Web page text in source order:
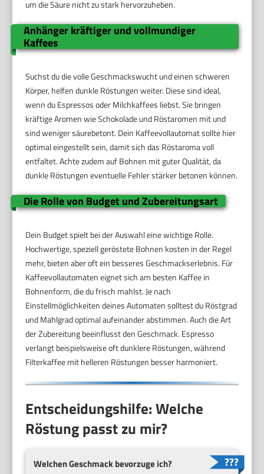
um die Säure nicht zu stark hervorzuheben.
Anhänger kräftiger und vollmundiger
Kaffees
Suchst du die volle Geschmackswucht und einen schweren
Körper, helfen dunkle Röstungen weiter. Diese sind ideal,
wenn du Espressos oder Milchkaffees liebst. Sie bringen
kräftige Aromen wie Schokolade und Röstaromen mit und
sind weniger säurebetont. Dein Kaffeevollautomat sollte hier
optimal eingestellt sein, damit sich das Röstaroma voll
entfaltet. Achte zudem auf Bohnen mit guter Qualität, da
dunkle Röstungen eventuelle Fehler stärker betonen können.
Die Rolle von Budget und Zubereitungsart
Dein Budget spielt bei der Auswahl eine wichtige Rolle.
Hochwertige, speziell geröstete Bohnen kosten in der Regel
mehr, bieten aber oft ein besseres Geschmackserlebnis. Für
Kaffeevollautomaten eignet sich am besten Kaffee in
Bohnenform, die du frisch mahlst. Je nach
Einstellmöglichkeiten deines Automaten solltest du Röstgrad
und Mahlgrad optimal aufeinander abstimmen. Auch die Art
der Zubereitung beeinflusst den Geschmack. Espresso
verlangt beispielsweise oft dunklere Röstungen, während
Filterkaffee mit helleren Röstungen besser harmoniert.
Entscheidungshilfe: Welche
Röstung passt zu mir?
Welchen Geschmack bevorzuge ich?